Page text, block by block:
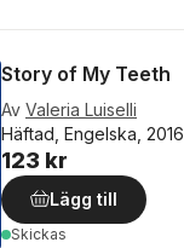
Story of My Teeth
Av Valeria Luiselli
Häftad, Engelska, 2016
123 kr
Lägg till
Skickas